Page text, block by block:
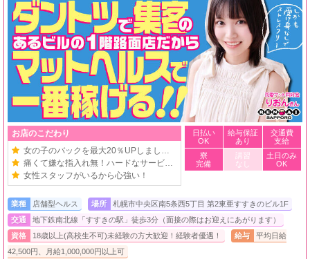
お店のこだわり
女の子のバックを最大20％UPしました！
痛くて嫌な指入れ無！ハードなサービス無！
女性スタッフがいるから心強い！
日払い
OK
給与保証
あり
交通費
支給
寮
完備
講習
なし
土日のみ
OK
業種 店舗型ヘルス 場所
札幌市中央区南5条西5丁目 第2東亜すすきのビル1F
交通
地下鉄南北線「すすきの駅」徒歩3分（面接の際はお迎えにあがります）
資格
18歳以上(高校生不可)未経験の方大歓迎！経験者優遇！ 給与
平均日給
42,500円、月給1,000,000円以上可